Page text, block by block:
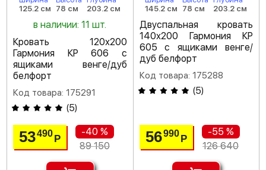
125.2 см
78 см
203.2 см
в наличии: 11 шт.
Кровать 120х200
Гармония КР 606 с
ящиками венге/дуб
белфорт
Код товара: 175291
(5)
53490Р
-40 %
89 150
145.2 см
78 см
203.2 см
Двуспальная кровать
140х200 Гармония КР
605 с ящиками венге/
дуб белфорт
Код товара: 175288
(5)
56990 Р
-55 %
126 640